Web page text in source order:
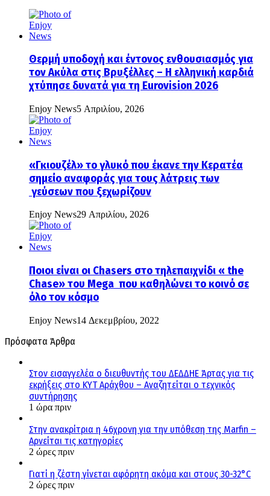
Θερμή υποδοχή και έντονος ενθουσιασμός για
τον Ακύλα στις Βρυξέλλες – Η ελληνική καρδιά
χτύπησε δυνατά για τη Eurovision 2026
Enjoy News5 Απριλίου, 2026
«Γκιουζέλ» το γλυκό που έκανε την Κερατέα
σημείο αναφοράς για τους λάτρεις των
γεύσεων που ξεχωρίζουν
Enjoy News29 Απριλίου, 2026
Ποιοι είναι οι Chasers στο τηλεπαιχνίδι « the
Chase» του Mega που καθηλώνει το κοινό σε
όλο τον κόσμο
Enjoy News14 Δεκεμβρίου, 2022
Πρόσφατα Άρθρα
Στον εισαγγελέα ο διευθυντής του ΔΕΔΔΗΕ Άρτας για τις
εκρήξεις στο ΚΥΤ Αράχθου – Αναζητείται ο τεχνικός
συντήρησης
1 ώρα πριν
Στην ανακρίτρια η 46χρονη για την υπόθεση της Marfin –
Αρνείται τις κατηγορίες
2 ώρες πριν
Γιατί η ζέστη γίνεται αφόρητη ακόμα και στους 30-32°C
2 ώρες πριν